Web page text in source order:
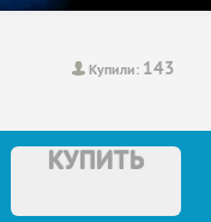
Купили: 143
КУПИТЬ